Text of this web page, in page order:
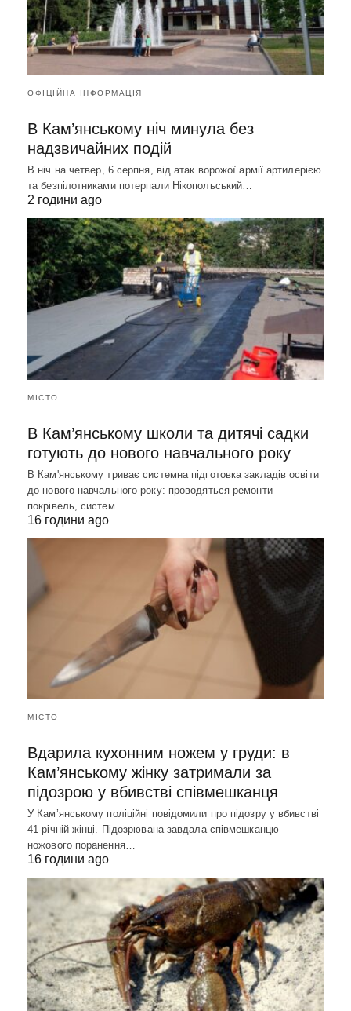
ОФІЦІЙНА ІНФОРМАЦІЯ
В Кам’янському ніч минула без
надзвичайних подій
В ніч на четвер, 6 серпня, від атак ворожої армії артилерією
та безпілотниками потерпали Нікопольський…
2 години ago
МІСТО
В Кам’янському школи та дитячі садки
готують до нового навчального року
В Кам'янському триває системна підготовка закладів освіти
до нового навчального року: проводяться ремонти
покрівель, систем…
16 години ago
МІСТО
Вдарила кухонним ножем у груди: в
Кам’янському жінку затримали за
підозрою у вбивстві співмешканця
У Кам’янському поліційні повідомили про підозру у вбивстві
41-річній жінці. Підозрювана завдала співмешканцю
ножового поранення…
16 години ago